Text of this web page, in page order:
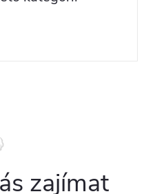
zajímat